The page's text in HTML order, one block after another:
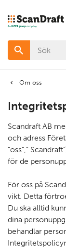
Om oss
Scandraft AB
och adress
”oss”,”
för de
För oss på
vikt. Detta
Du ska alltid
dina
behandlar